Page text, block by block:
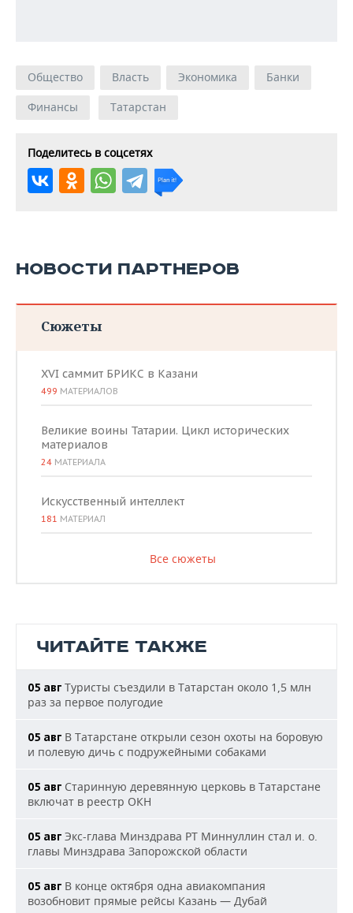
Общество Власть Экономика
Банки
Финансы
Татарстан
Поделитесь в соцсетях
НОВОСТИ ПАРТНЕРОВ
Сюжеты
XVI саммит БРИКС в Казани
499 МАТЕРИАЛОВ
Великие воины Татарии. Цикл исторических
материалов
24 МАТЕРИАЛА
Искусственный интеллект
181 МАТЕРИАЛ
Все сюжеты
ЧИТАЙТЕ ТАКЖЕ
05 авг Туристы съездили в Татарстан около 1,5 млн
раз за первое полугодие
05 авг В Татарстане открыли сезон охоты на боровую
и полевую дичь с подружейными собаками
05 авг Старинную деревянную церковь в Татарстане
включат в реестр ОКН
05 авг Экс-глава Минздрава РТ Миннуллин стал и. о.
главы Минздрава Запорожской области
05 авг В конце октября одна авиакомпания
возобновит прямые рейсы Казань — Дубай